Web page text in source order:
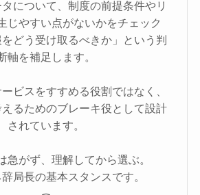
について、制度の前提条件やリ
じやすい点がないかをチェック
どう受け取るべきか」という判
軸を補足します。
ビスをすすめる役割ではなく、
るためのブレーキ役として設計
されています。
急がず、理解してから選ぶ。
局長の基本スタンスです。